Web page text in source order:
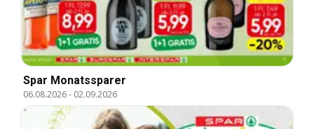
Spar Monatssparer
06.08.2026- 02.09.2026